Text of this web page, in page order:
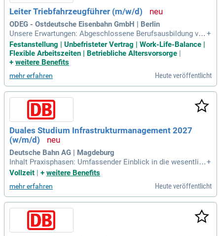
Leiter Triebfahrzeugführer (m/w/d)
ODEG - Ostdeutsche Eisenbahn GmbH | Berlin
Unsere Erwartungen: Abgeschlossene Berufsausbildung vor
zugsweise mit Bezug zum Eisenbahnbereich oder abgeschl
ossenes Studium gern im Verkehrswesen; mehrjährige, nac
hweisbare Berufserfahrung im Transportwesen, vorzugsweis
+
Festanstellung | Unbefristeter Vertrag | Work-Life-Balance |
Flexible Arbeitszeiten | Betriebliche Altersvorsorge |
+ weitere Benefits
mehr erfahren Heute veröffentlicht
Duales Studium Infrastrukturmanagement 2027
(w/m/d)
Deutsche Bahn AG | Magdeburg
Inhalt Praxisphasen: Umfassender Einblick in die wesentlich
en Bereiche des Bahnwesens und der Bahninfrastruktur; Du
+
Vollzeit
+ weitere Benefits
mehr erfahren Heute veröffentlicht